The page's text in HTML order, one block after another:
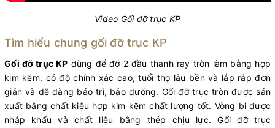
Video Gối đỡ trục KP
Tìm hiểu chung gối đỡ trục KP
Gối đỡ trục KP dùng để đỡ 2 đầu thanh ray tròn làm bằng hợp
kim kẽm, có độ chính xác cao, tuổi thọ lâu bền và lắp ráp đơn
giản và dễ dàng bảo trì, bảo dưỡng. Gối đỡ trục tròn được sản
xuất bằng chất kiệu hợp kim kẽm chất lượng tốt. Vòng bi được
nhập khẩu và chất liệu bằng thép chịu lực. Gối đỡ trục